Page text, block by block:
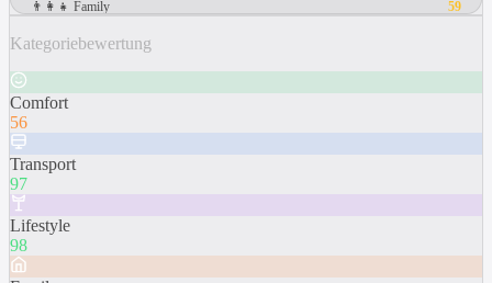
👨‍👩‍👧 Family 59
Kategoriebewertung
Comfort
56
Transport
97
Lifestyle
98